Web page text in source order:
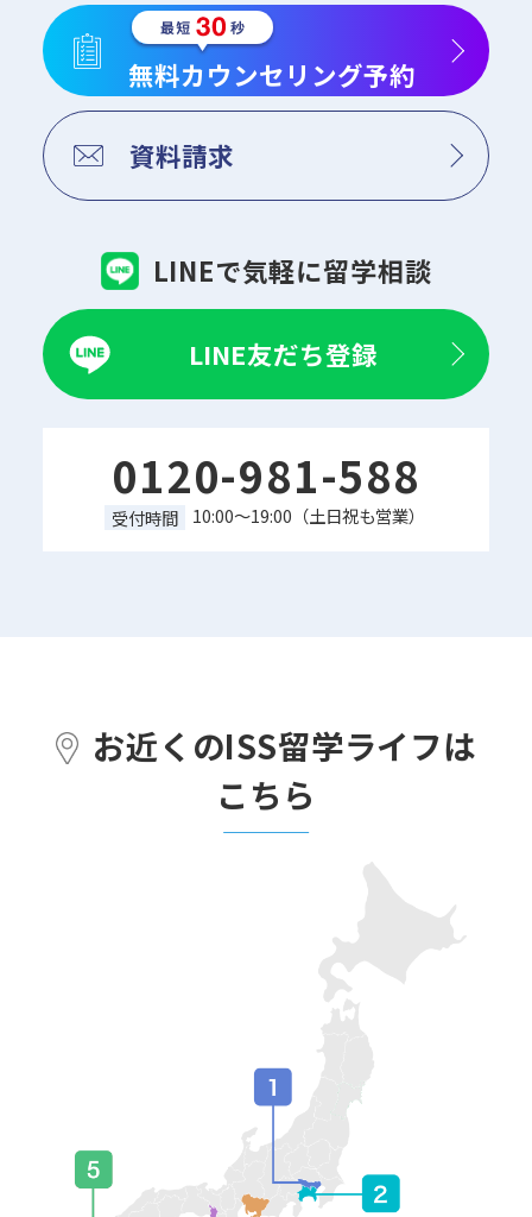
無料カウンセリング予約
資料請求
LINEで気軽に留学相談
LINE友だち登録
0120-981-588
受付時間 10:00～19:00（土日祝も営業）
お近くのISS留学ライフは
こちら